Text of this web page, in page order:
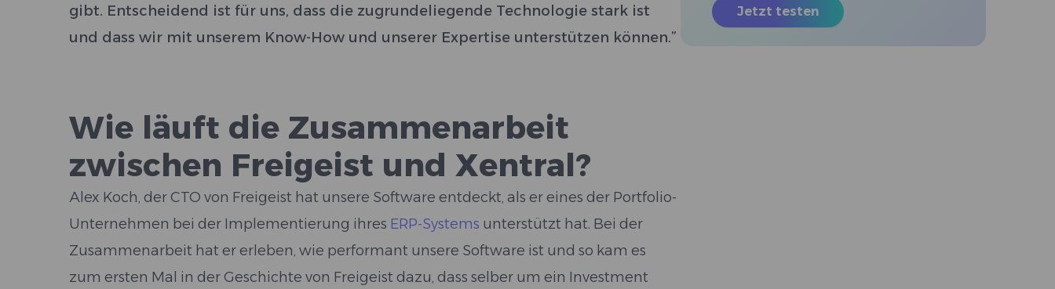
Jetzt testen
gibt. Entscheidend ist für uns, dass die zugrundeliegende Technologie stark ist
und dass wir mit unserem Know-How und unserer Expertise unterstützen können.”
Wie läuft die Zusammenarbeit
zwischen Freigeist und Xentral?
Alex Koch, der CTO von Freigeist hat unsere Software entdeckt, als er eines der Portfolio-
Unternehmen bei der Implementierung ihres ERP-Systems unterstützt hat. Bei der
Zusammenarbeit hat er erleben, wie performant unsere Software ist und so kam es
zum ersten Mal in der Geschichte von Freigeist dazu, dass selber um ein Investment